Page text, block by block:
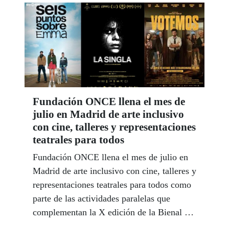
personas que conviven con una pérdida
visual significativa.
Fundación ONCE llena el mes de
julio en Madrid de arte inclusivo
con cine, talleres y representaciones
teatrales para todos
Fundación ONCE llena el mes de julio en
Madrid de arte inclusivo con cine, talleres y
representaciones teatrales para todos como
parte de las actividades paralelas que
complementan la X edición de la Bienal de